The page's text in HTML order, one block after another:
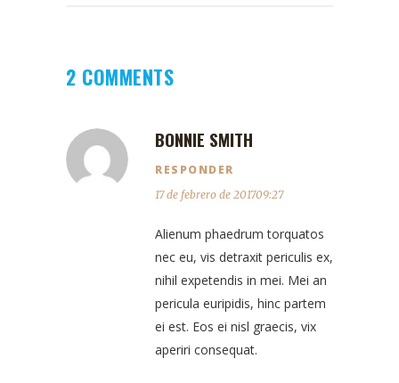
2 COMMENTS
BONNIE SMITH
RESPONDER
17 de febrero de 201709:27
Alienum phaedrum torquatos
nec eu, vis detraxit periculis ex,
nihil expetendis in mei. Mei an
pericula euripidis, hinc partem
ei est. Eos ei nisl graecis, vix
aperiri consequat.